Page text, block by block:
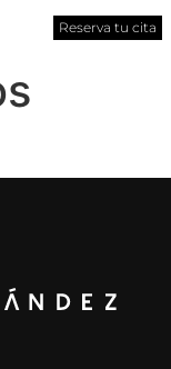
Reserva tu cita